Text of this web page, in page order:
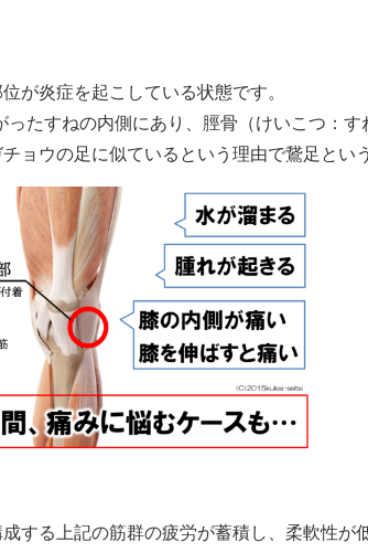
が炎症を起こしている状態です。
たすねの内側にあり、脛骨（けいこつ：
ョウの足に似ているという理由で鵞足とい
する上記の筋群の疲労が蓄積し、柔軟性が